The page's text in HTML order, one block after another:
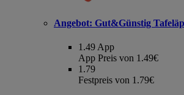
Angebot: Gut&Günstig
1.49 App
App Preis von 1.49€
1.79
Festpreis von 1.79€